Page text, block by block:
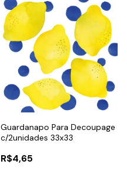
Guardanapo Para Decoupage
c/2unidades 33x33
R$4,65